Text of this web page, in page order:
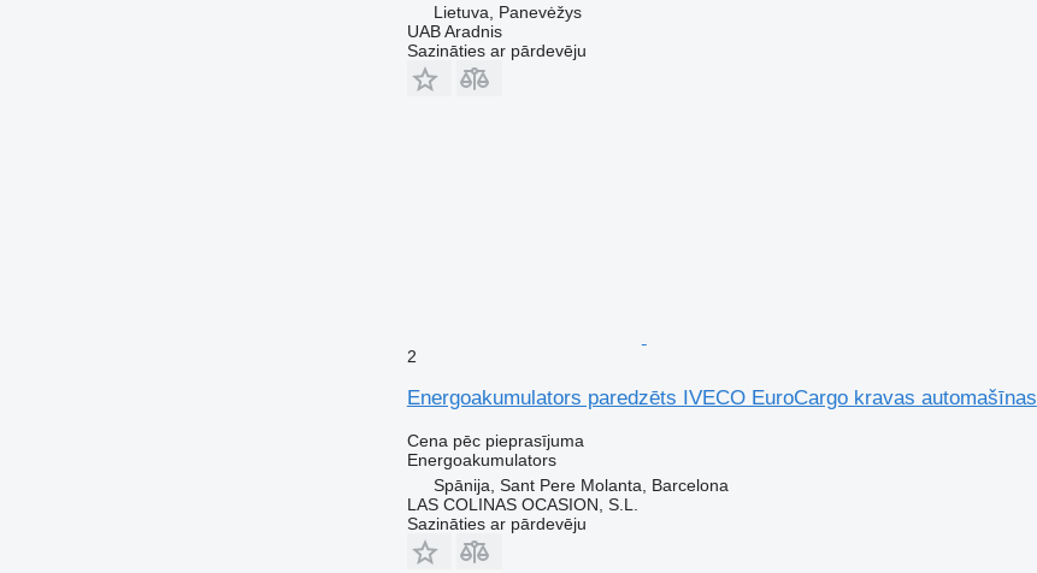
Lietuva, Panevėžys
UAB Aradnis
Sazināties ar pārdevēju
2
Energoakumulators paredzēts IVECO EuroCargo kravas automašīnas
Cena pēc pieprasījuma
Energoakumulators
Spānija, Sant Pere Molanta, Barcelona
LAS COLINAS OCASION, S.L.
Sazināties ar pārdevēju